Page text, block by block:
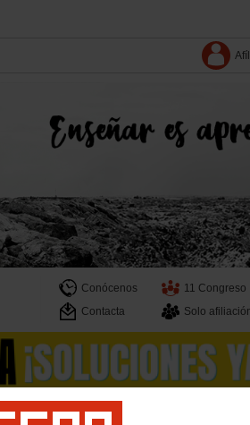
Conócenos
11 Congreso
Contacta
Solo
Mujeres e igualdad Salud laboral